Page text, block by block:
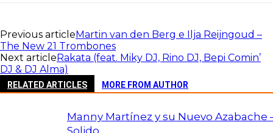
Previous articleMartin van den Berg e Ilja Reijngoud –
The New 21 Trombones
Next articleRakata (feat. Miky DJ, Rino DJ, Bepi Comin’
DJ & DJ Alma)
RELATED ARTICLES MORE FROM AUTHOR
Manny Martínez y su Nuevo Azabache
Solido